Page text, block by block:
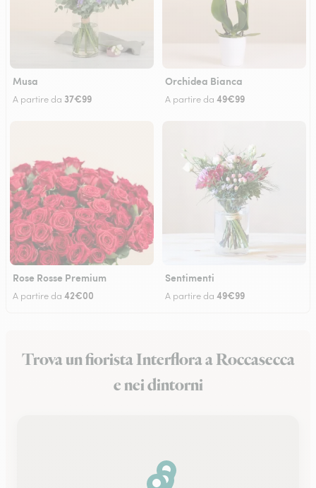
Musa
A partire da 37€99
Orchidea Bianca
A partire da 49€99
Rose Rosse Premium
A partire da 42€00
Sentimenti
A partire da 49€99
Trova un fiorista Interflora a Roccasecca
e nei dintorni